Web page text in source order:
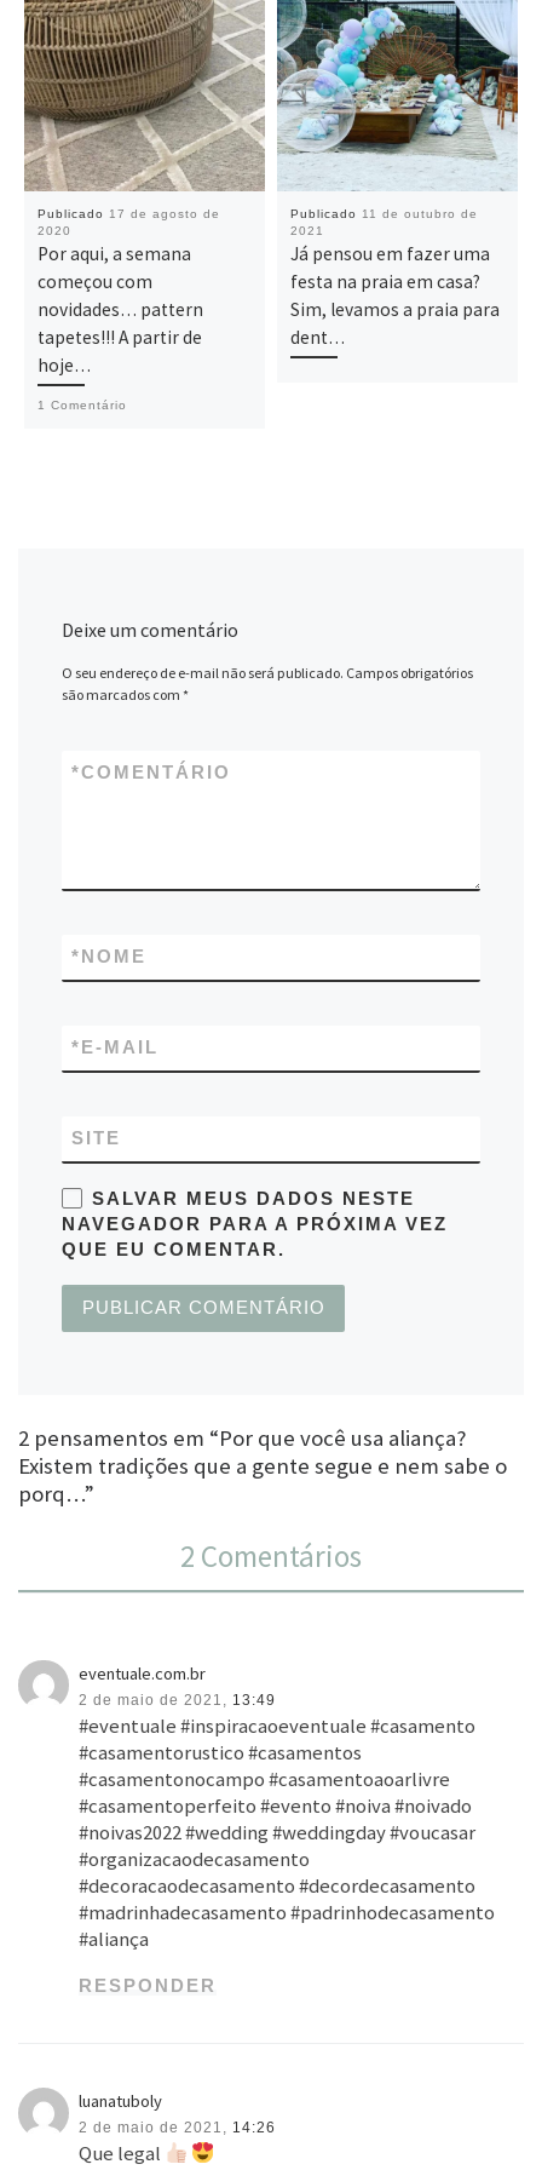
Publicado 17 de agosto de
2020
Por aqui, a semana
começou com
novidades… pattern
tapetes!!! A partir de
hoje…
1 Comentário
Publicado 11 de outubro de
2021
Já pensou em fazer uma
festa na praia em casa?
Sim, levamos a praia para
dent…
Deixe um comentário
O seu endereço de e-mail não será publicado. Campos obrigatórios
são marcados com*
COMENTÁRIO
*
NOME
*
E-MAIL
*
SITE
SALVAR MEUS DADOS NESTE
NAVEGADOR PARA A PRÓXIMA VEZ
QUE EU COMENTAR.
2 pensamentos em “Por que você usa aliança?
Existem tradições que a gente segue e nem sabe o
porq…”
2 Comentários
eventuale.com.br
2 de maio de 2021, 13:49
#eventuale #inspiracaoeventuale #casamento
#casamentorustico #casamentos
#casamentonocampo #casamentoaoarlivre
#casamentoperfeito #evento #noiva #noivado
#noivas2022 #wedding #weddingday #voucasar
#organizacaodecasamento
#decoracaodecasamento #decordecasamento
#madrinhadecasamento #padrinhodecasamento
#aliança
RESPONDER
luanatuboly
2 de maio de 2021, 14:26
Que legal